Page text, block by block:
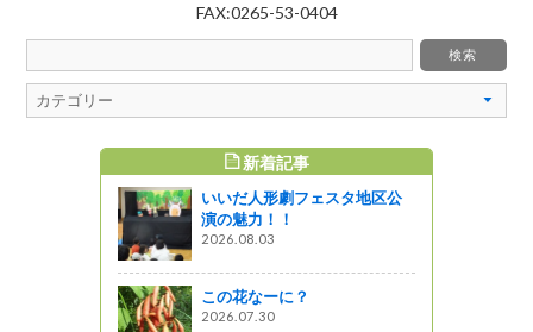
FAX:0265-53-0404
新着記事
いいだ人形劇フェスタ地区公
演の魅力！！
2026.08.03
この花なーに？
2026.07.30